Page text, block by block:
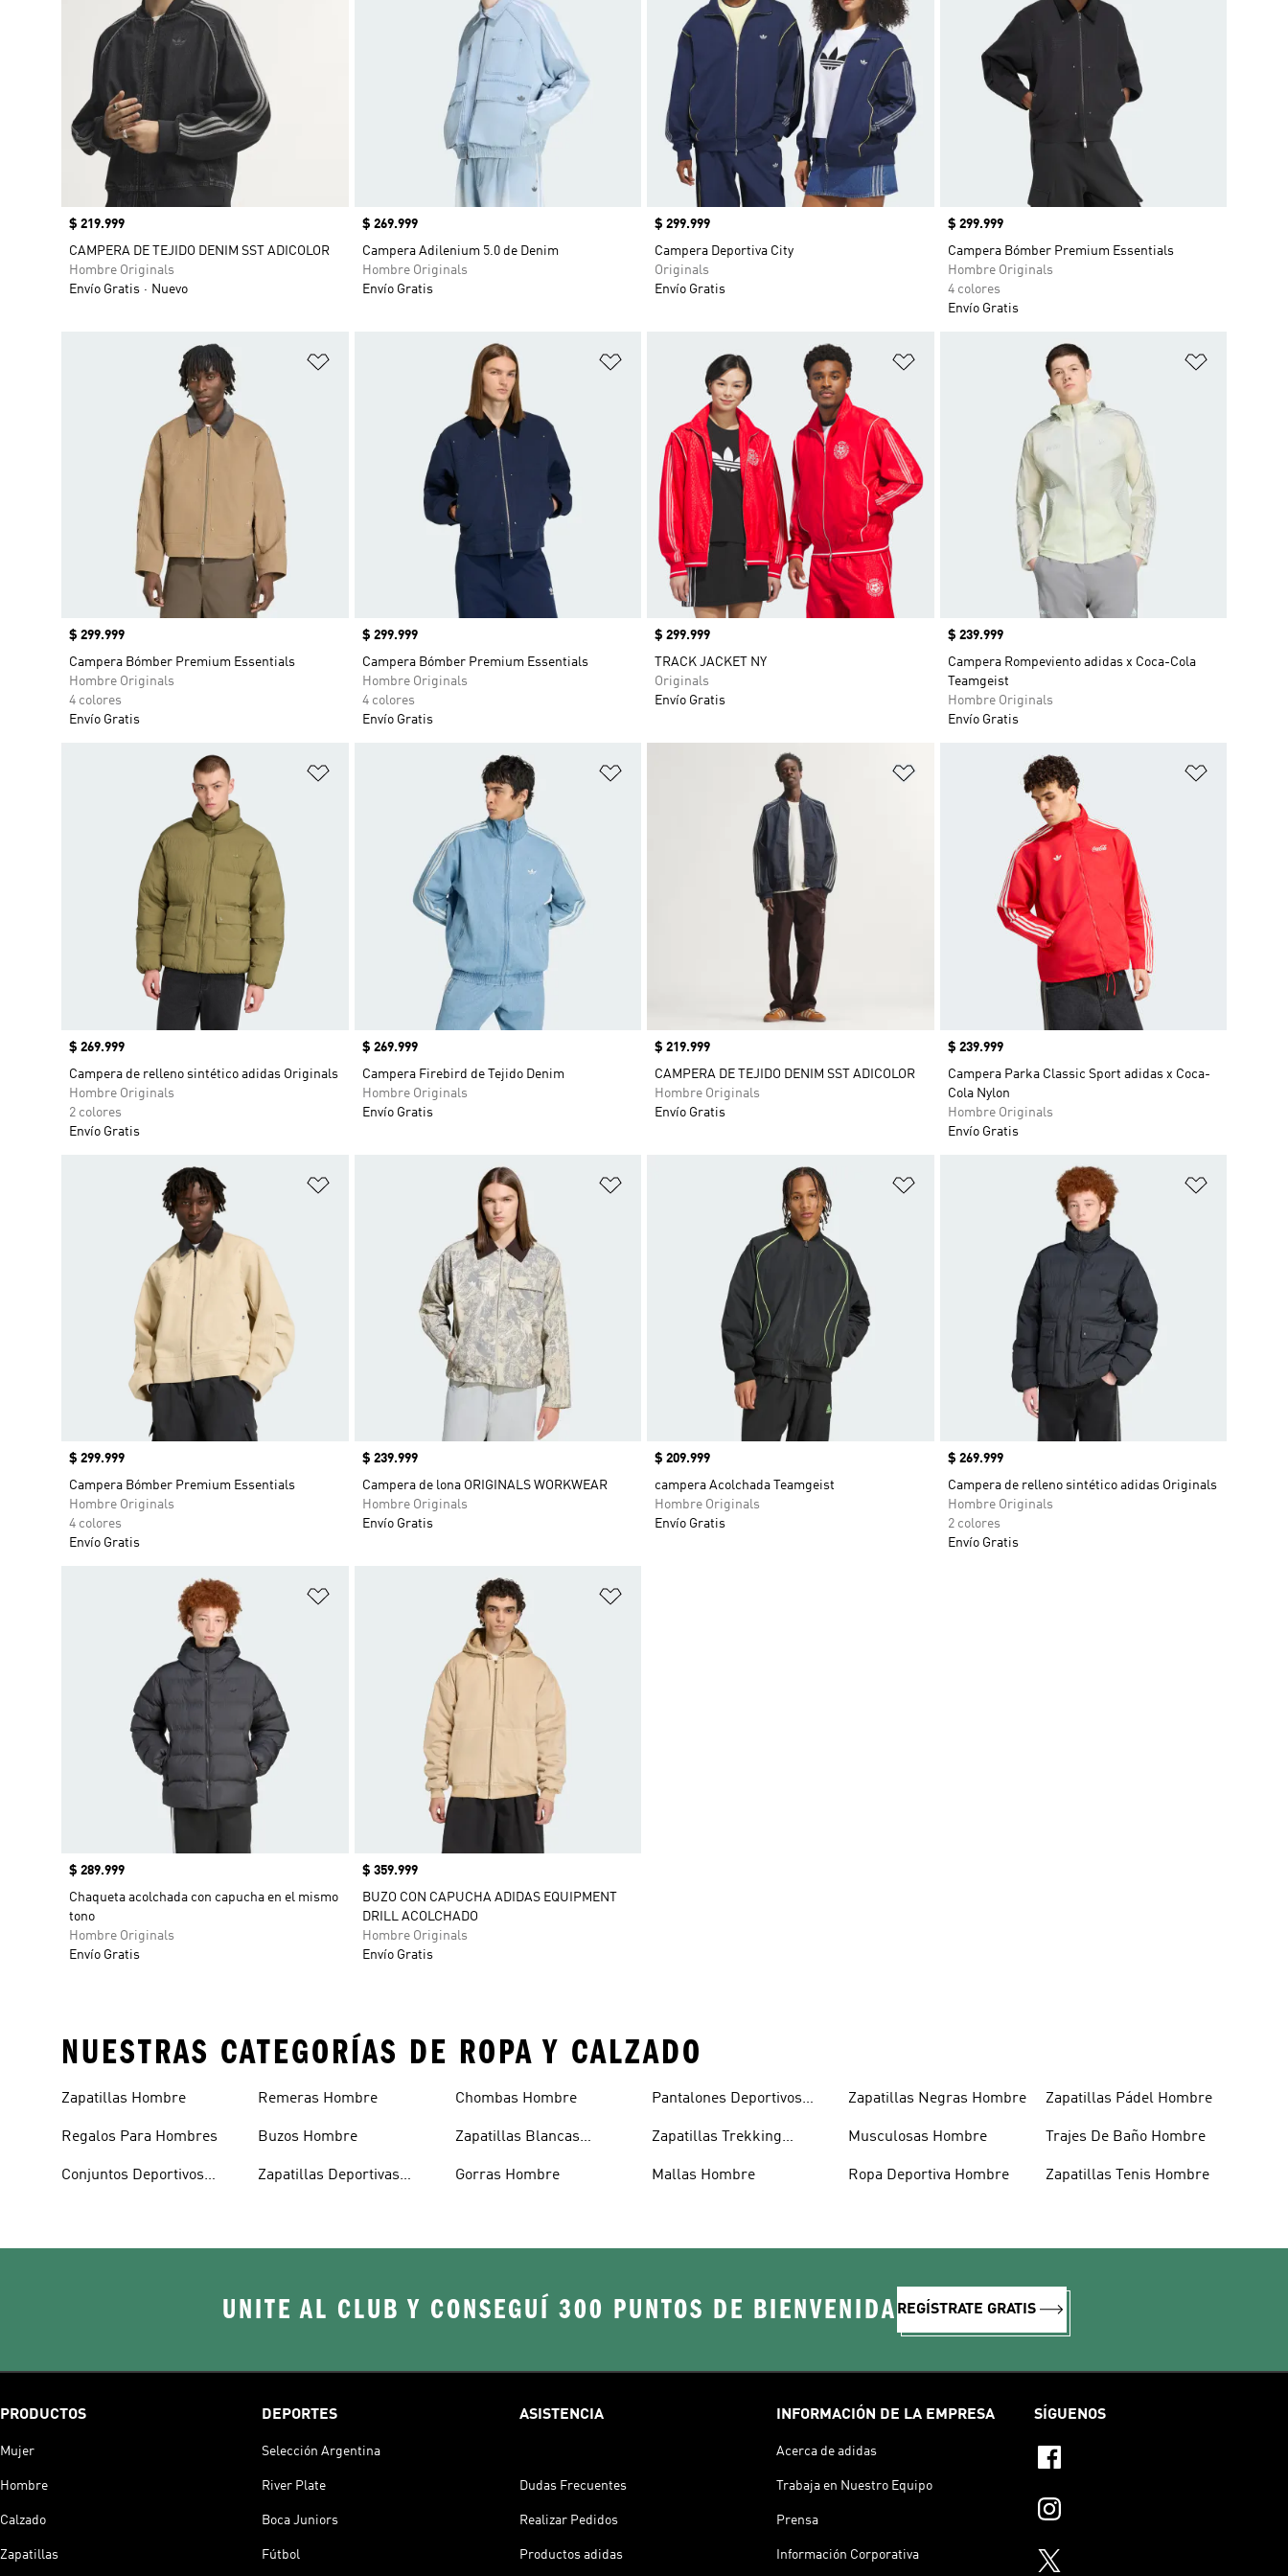
Precio
$ 219.999
CAMPERA DE TEJIDO DENIM SST ADICOLOR
Hombre Originals
Envío Gratis
Nuevo
Precio
$ 269.999
Campera Adilenium 5.0 de Denim
Hombre Originals
Envío Gratis
Precio
$ 299.999
Campera Deportiva City
Originals
Envío Gratis
Precio
$ 299.999
Campera Bómber Premium Essentials
Hombre Originals
4 colores
Envío Gratis
Añadir a la lista de deseos
Precio
$ 299.999
Campera Bómber Premium Essentials
Hombre Originals
4 colores
Envío Gratis
Añadir a la lista de deseos
Precio
$ 299.999
Campera Bómber Premium Essentials
Hombre Originals
4 colores
Envío Gratis
Añadir a la lista de deseos
Precio
$ 299.999
TRACK JACKET NY
Originals
Envío Gratis
Precio
$ 239.999
Campera Rompeviento adidas x Coca-Cola
Teamgeist
Hombre Originals
Envío Gratis
Añadir a la lista de deseos
Precio
$ 269.999
Campera de relleno sintético adidas Originals
Hombre Originals
2 colores
Envío Gratis
Añadir a la lista de deseos
Precio
$ 269.999
Campera Firebird de Tejido Denim
Hombre Originals
Envío Gratis
Añadir a la lista de deseos
Precio
$ 219.999
CAMPERA DE TEJIDO DENIM SST ADICOLOR
Hombre Originals
Envío Gratis
Precio
$ 239.999
Campera Parka Classic Sport adidas x Coca-
Cola Nylon
Hombre Originals
Envío Gratis
Añadir a la lista de deseos
Precio
$ 299.999
Campera Bómber Premium Essentials
Hombre Originals
4 colores
Envío Gratis
Añadir a la lista de deseos
Precio
$ 239.999
Campera de lona ORIGINALS WORKWEAR
Hombre Originals
Envío Gratis
Añadir a la lista de deseos
Precio
$ 209.999
campera Acolchada Teamgeist
Hombre Originals
Envío Gratis
Precio
$ 269.999
Campera de relleno sintético adidas Originals
Hombre Originals
2 colores
Envío Gratis
Añadir a la lista de deseos
Precio
$ 289.999
Chaqueta acolchada con capucha en el mismo
tono
Hombre Originals
Envío Gratis
Precio
$ 359.999
BUZO CON CAPUCHA ADIDAS EQUIPMENT
DRILL ACOLCHADO
Hombre Originals
Envío Gratis
NUESTRAS CATEGORÍAS DE ROPA Y CALZADO
Zapatillas Hombre
Regalos Para Hombres
Conjuntos Deportivos
Remeras Hombre
Buzos Hombre
Zapatillas Deportivas
Chombas Hombre
Zapatillas Blancas
Gorras Hombre
Pantalones Deportivos
Zapatillas Trekking
Mallas Hombre
Zapatillas Negras Hombre
Musculosas Hombre
Ropa Deportiva Hombre
Zapatillas Pádel Hombre
Trajes De Baño Hombre
Zapatillas Tenis Hombre
UNITE AL CLUB Y CONSEGUÍ 300 PUNTOS DE BIENVENIDA REGÍSTRATE GRATIS
PRODUCTOS
Mujer
Hombre
Calzado
Zapatillas
DEPORTES
Selección Argentina
River Plate
Boca Juniors
Fútbol
ASISTENCIA
Dudas Frecuentes
Realizar Pedidos
Productos adidas
INFORMACIÓN DE LA EMPRESA
Acerca de adidas
Trabaja en Nuestro Equipo
Prensa
Información Corporativa
SÍGUENOS